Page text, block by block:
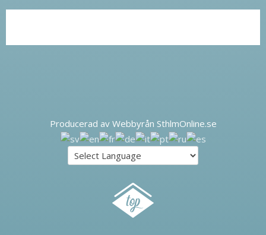
Producerad av Webbyrån SthlmOnline.se